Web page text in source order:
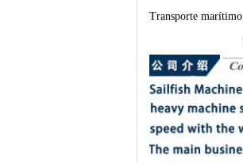
Transporte marítimo